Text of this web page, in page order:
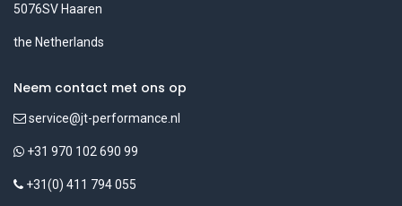
5076SV Haaren
the Netherlands
Neem contact met ons op
service@jt-performance.nl
+31 970 102 690 99
+31(0) 411 794 055